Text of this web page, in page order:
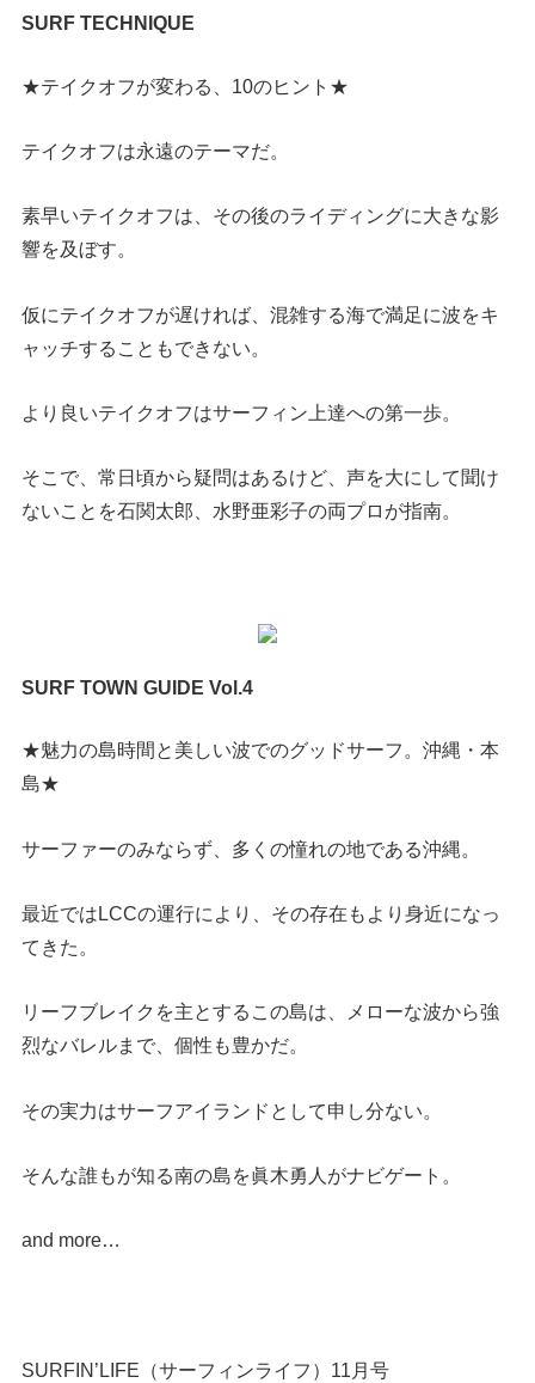
SURF TECHNIQUE
★テイクオフが変わる、10のヒント★
テイクオフは永遠のテーマだ。
素早いテイクオフは、その後のライディングに大きな影
響を及ぼす。
仮にテイクオフが遅ければ、混雑する海で満足に波をキ
ャッチすることもできない。
より良いテイクオフはサーフィン上達への第一歩。
そこで、常日頃から疑問はあるけど、声を大にして聞け
ないことを石関太郎、水野亜彩子の両プロが指南。
SURF TOWN GUIDE Vol.4
★魅力の島時間と美しい波でのグッドサーフ。沖縄・本
島★
サーファーのみならず、多くの憧れの地である沖縄。
最近ではLCCの運行により、その存在もより身近になっ
てきた。
リーフブレイクを主とするこの島は、メローな波から強
烈なバレルまで、個性も豊かだ。
その実力はサーフアイランドとして申し分ない。
そんな誰もが知る南の島を眞木勇人がナビゲート。
and more…
SURFIN’LIFE（サーフィンライフ）11月号